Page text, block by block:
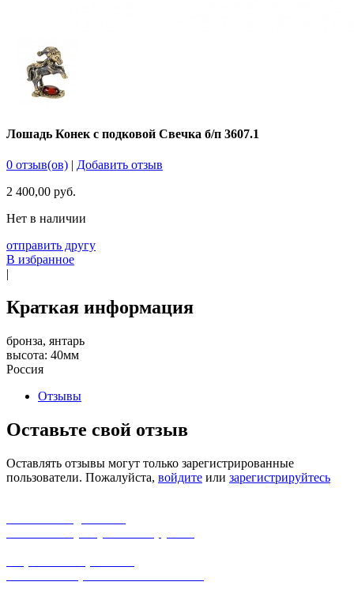
Лошадь Конек с подковой Свечка б/п 3607.1
0 отзыв(ов) | Добавить отзыв
2 400,00 руб.
Нет в наличии
отправить другу
В избранное
|
Краткая информация
бронза, янтарь
высота: 40мм
Россия
Отзывы
Оставьте свой отзыв
Оставлять отзывы могут только зарегистрированные
пользователи. Пожалуйста, войдите или зарегистрируйтесь